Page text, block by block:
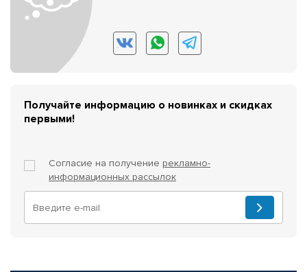
Получайте информацию о новинках и скидках
первыми!
Согласие на получение рекламно-
информационных рассылок